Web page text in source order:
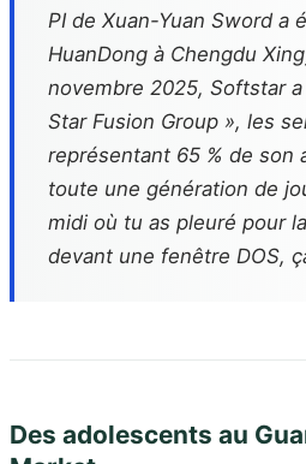
PI de Xuan-Yuan Sword a
HuanDong à Chengdu
novembre 2025, Softstar
Star Fusion Group », les
représentant 65 % de son
toute une génération de
midi où tu as pleuré pour
devant une fenêtre DOS,
Des adolescents au